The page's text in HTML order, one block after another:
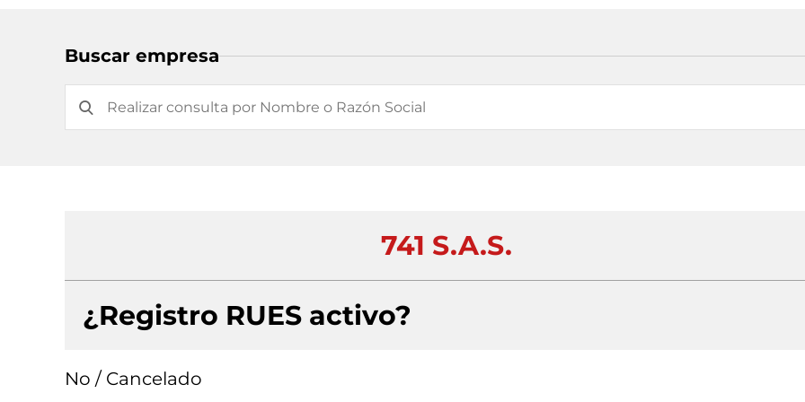
Buscar empresa
741 S.A.S.
¿Registro RUES activo?
No / Cancelado